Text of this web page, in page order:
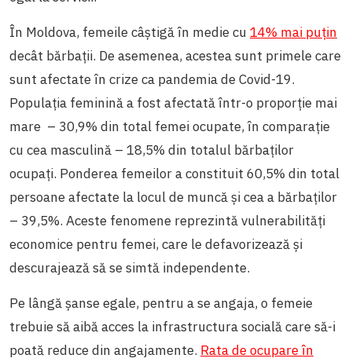
În Moldova, femeile câștigă în medie cu 14% mai puțin
decât bărbații. De asemenea, acestea sunt primele care
sunt afectate în crize ca pandemia de Covid-19.
Populația feminină a fost afectată într-o proporție mai
mare – 30,9% din total femei ocupate, în comparație
cu cea masculină – 18,5% din totalul bărbaților
ocupați. Ponderea femeilor a constituit 60,5% din total
persoane afectate la locul de muncă și cea a bărbaților
– 39,5%. Aceste fenomene reprezintă vulnerabilități
economice pentru femei, care le defavorizează și
descurajează să se simtă independente.
Pe lângă șanse egale, pentru a se angaja, o femeie
trebuie să aibă acces la infrastructura socială care să-i
poată reduce din angajamente. Rata de ocupare în